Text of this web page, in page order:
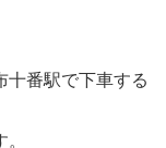
十番駅で下車する